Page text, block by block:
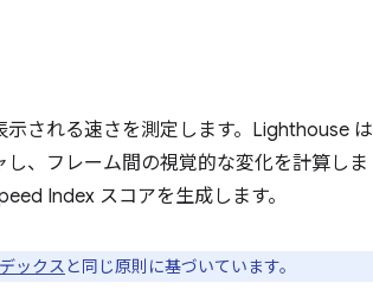
される速さを測定します。Lighthouse は
、フレーム間の視覚的な変化を計算しま
Index スコアを生成します。
ックス と同じ原則に基づいています。